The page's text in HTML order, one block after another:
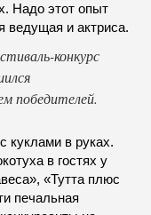
Надо этот опыт
ведущая и актриса.
конкурс
победителей.
куклами в руках.
в гостях у
«Тутта плюс
печальная